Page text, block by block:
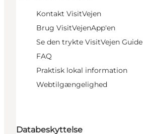
Kontakt VisitVejen
Brug VisitVejenApp'en
Se den trykte VisitVejen Guide
FAQ
Praktisk lokal information
Webtilgængelighed
Databeskyttelse